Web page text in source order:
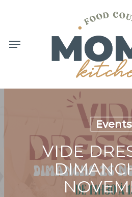
Menu
Events
VIDE